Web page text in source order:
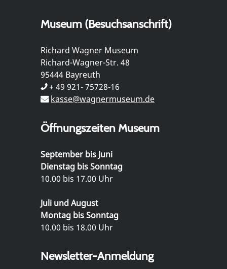
Museum (Besuchsanschrift)
Richard Wagner Museum
Richard-Wagner-Str. 48
95444 Bayreuth
+ 49 921- 75728-16
kasse@wagnermuseum.de
Öffnungszeiten Museum
September bis Juni
Dienstag bis Sonntag
10.00 bis 17.00 Uhr
Juli und August
Montag bis Sonntag
10.00 bis 18.00 Uhr
Newsletter-Anmeldung